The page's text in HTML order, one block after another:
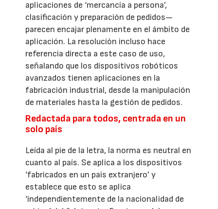
aplicaciones de ‘mercancía a persona’,
clasificación y preparación de pedidos—
parecen encajar plenamente en el ámbito de
aplicación. La resolución incluso hace
referencia directa a este caso de uso,
señalando que los dispositivos robóticos
avanzados tienen aplicaciones en la
fabricación industrial, desde la manipulación
de materiales hasta la gestión de pedidos.
Redactada para todos, centrada en un
solo país
Leída al pie de la letra, la norma es neutral en
cuanto al país. Se aplica a los dispositivos
‘fabricados en un país extranjero’ y
establece que esto se aplica
‘independientemente de la nacionalidad de